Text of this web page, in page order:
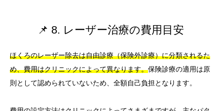
📌 8. レーザー治療の費用目安
ほくろのレーザー除去は自由診療（保険外診療）に分類されるた
め、費用はクリニックによって異なります。保険診療の適用は原
則として認められていないため、全額自己負担となります。